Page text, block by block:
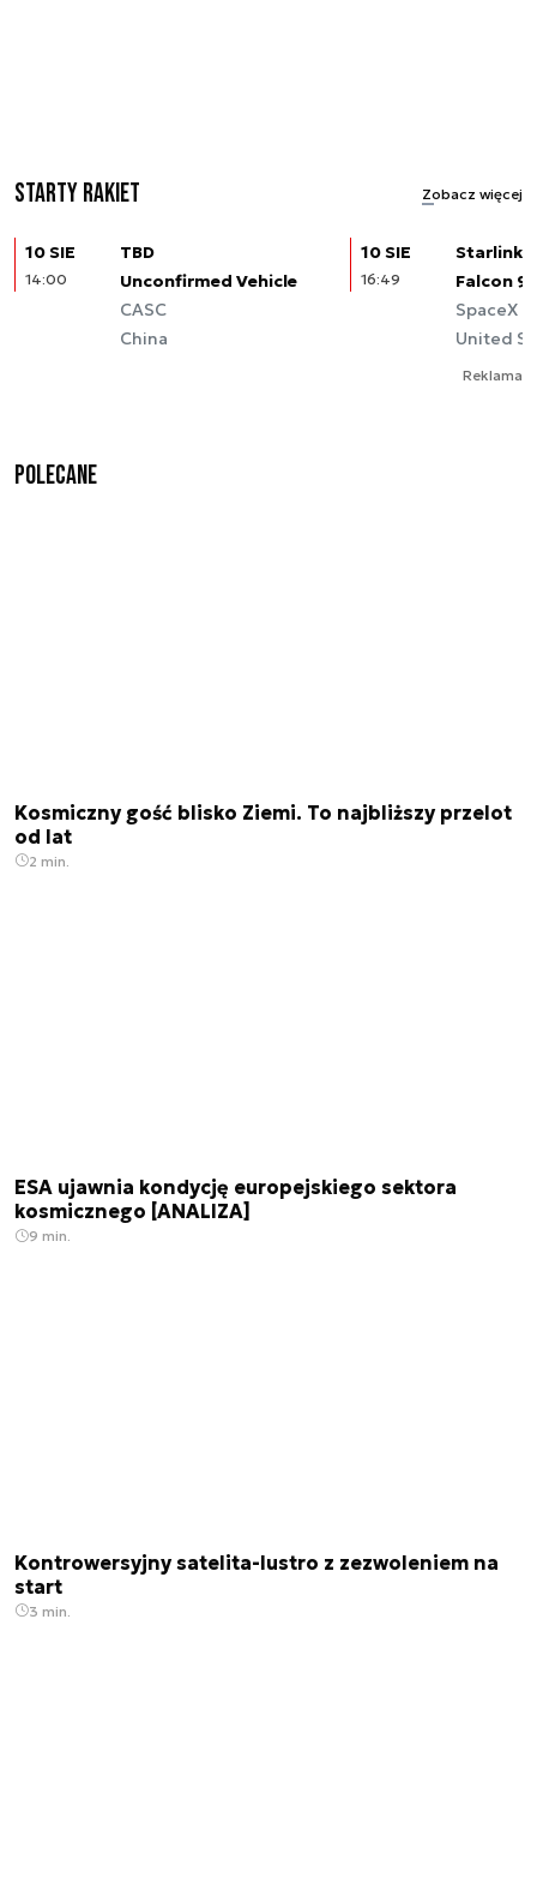
Starty rakiet Zobacz więcej
10 SIE
14:00
TBD
Unconfirmed Vehicle
CASC
China
10 SIE
16:49
Starlink
Falcon 9
SpaceX
United
Reklama
Polecane
Kosmiczny gość blisko Ziemi. To najbliższy przelot
od lat
2 min.
ESA ujawnia kondycję europejskiego sektora
kosmicznego [ANALIZA]
9 min.
Kontrowersyjny satelita-lustro z zezwoleniem na
start
3 min.